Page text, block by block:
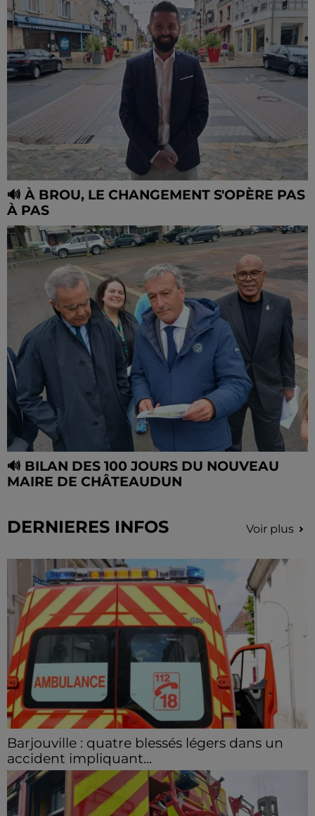
🔊 À BROU, LE CHANGEMENT S'OPÈRE PAS
À PAS
🔊 BILAN DES 100 JOURS DU NOUVEAU
MAIRE DE CHÂTEAUDUN
DERNIERES INFOS Voir plus
Barjouville : quatre blessés légers dans un
accident impliquant...
La circulation a été fortement perturbée ce samedi
après-midi sur la D910 à hauteur de Barjouville à la
suite d'une collision entre trois véhicules. Quatre...